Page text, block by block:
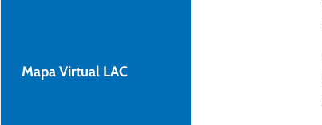
Mapa Virtual LAC